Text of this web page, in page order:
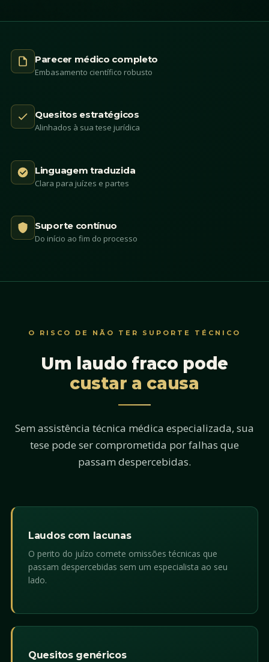
Parecer médico completo
Embasamento científico robusto
Quesitos estratégicos
Alinhados à sua tese jurídica
Linguagem traduzida
Clara para juízes e partes
Suporte contínuo
Do início ao fim do processo
O RISCO DE NÃO TER SUPORTE TÉCNICO
Um laudo fraco pode
custar a causa
Sem assistência técnica médica especializada, sua
tese pode ser comprometida por falhas que
passam despercebidas.
Laudos com lacunas
O perito do juízo comete omissões técnicas que
passam despercebidas sem um especialista ao seu
lado.
Quesitos genéricos